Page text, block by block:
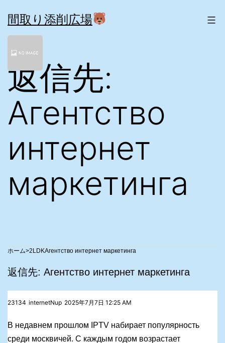
ン
テ
ン
間取り添削広場
返信先:
Aгентство
интернет
маркетинга
>2LDKAгентство интернет маркетинга
返信先: Aгентство интернет маркетинга
23134 internetNup 2025年7月7日 12:25 AM
В недавнем прошлом IPTV набирает популярность
среди москвичей. С каждым годом возрастает